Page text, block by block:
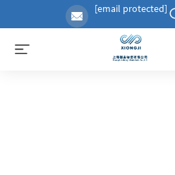
[email protected]